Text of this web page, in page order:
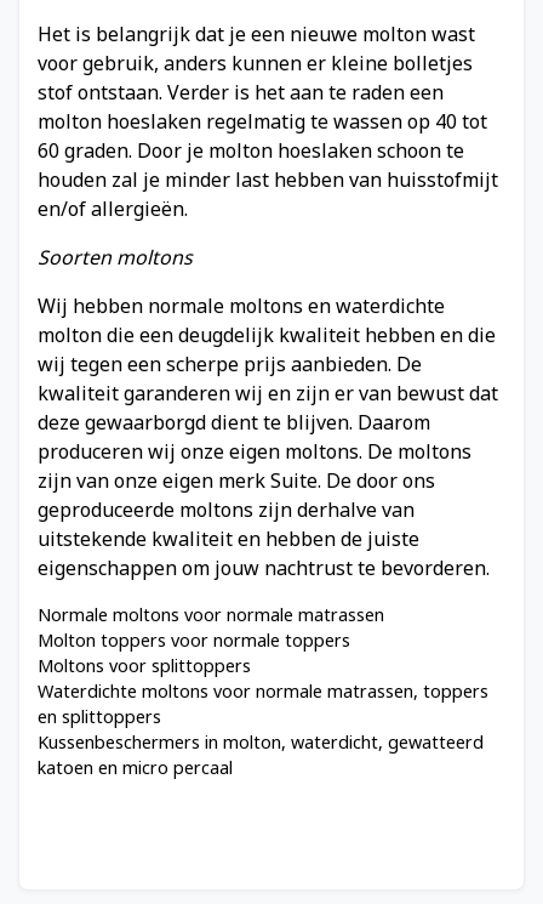
Het is belangrijk dat je een nieuwe molton wast
voor gebruik, anders kunnen er kleine bolletjes
stof ontstaan. Verder is het aan te raden een
molton hoeslaken regelmatig te wassen op 40 tot
60 graden. Door je molton hoeslaken schoon te
houden zal je minder last hebben van huisstofmijt
en/of allergieën.
Soorten moltons
Wij hebben normale moltons en waterdichte
molton die een deugdelijk kwaliteit hebben en die
wij tegen een scherpe prijs aanbieden. De
kwaliteit garanderen wij en zijn er van bewust dat
deze gewaarborgd dient te blijven. Daarom
produceren wij onze eigen moltons. De moltons
zijn van onze eigen merk Suite. De door ons
geproduceerde moltons zijn derhalve van
uitstekende kwaliteit en hebben de juiste
eigenschappen om jouw nachtrust te bevorderen.
Normale moltons voor normale matrassen
Molton toppers voor normale toppers
Moltons voor splittoppers
Waterdichte moltons voor normale matrassen, toppers
en splittoppers
Kussenbeschermers in molton, waterdicht, gewatteerd
katoen en micro percaal